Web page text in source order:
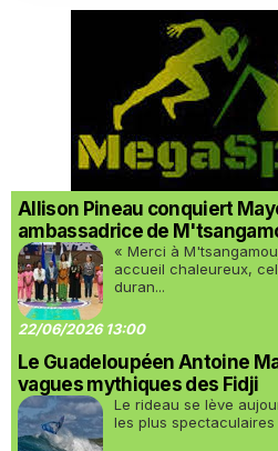
Allison Pineau conquiert
ambassadrice de
« Merci à
accueil chaleureux,
duran...
22/06/2026 13:00
Le Guadeloupéen Antoine
vagues mythiques des Fidji
Le rideau se lève
les plus